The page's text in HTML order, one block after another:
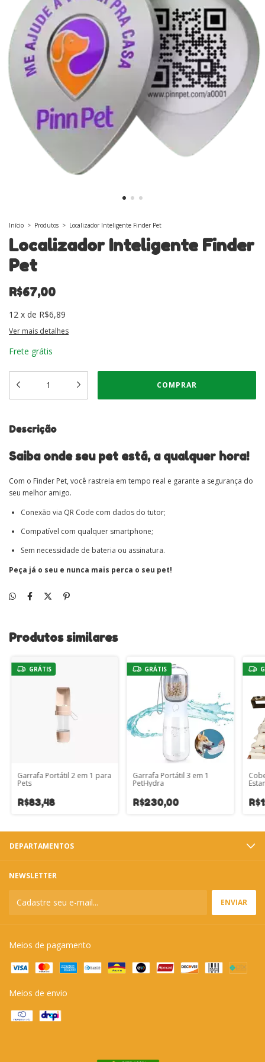
Início > Produtos > Localizador Inteligente Finder Pet
Localizador Inteligente Finder
Pet
R$67,00
12 x de R$6,89
Ver mais detalhes
Frete grátis
Descrição
Saiba onde seu pet está, a qualquer hora!
Com o Finder Pet, você rastreia em tempo real e garante a segurança do
seu melhor amigo.
Conexão via QR Code com dados do tutor;
Compatível com qualquer smartphone;
Sem necessidade de bateria ou assinatura.
Peça já o seu e nunca mais perca o seu pet!
Produtos similares
GRÁTIS
Garrafa Portátil 2 em 1 para
Pets
R$83,48
GRÁTIS
Garrafa Portátil 3 em 1
PetHydra
R$230,00
DEPARTAMENTOS
NEWSLETTER
Meios de pagamento
Meios de envio